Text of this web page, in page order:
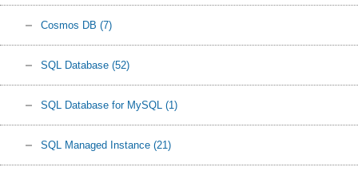
Cosmos DB (7)
SQL Database (52)
SQL Database for MySQL (1)
SQL Managed Instance (21)